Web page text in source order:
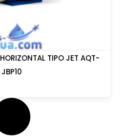
TIPO JET AQT-
JBP10